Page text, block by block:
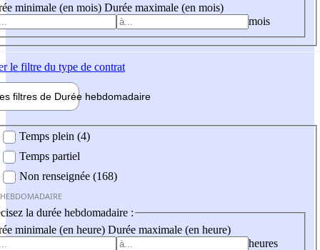
minimale (en mois) Durée maximale (en mois)
mois
le filtre du type de contrat
filtres de Durée hebdomadaire
Temps plein (4)
Temps partiel
Non renseignée (168)
la durée hebdomadaire :
minimale (en heure) Durée maximale (en heure)
heures